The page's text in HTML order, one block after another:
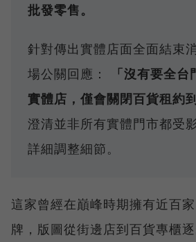
批發零售。
針對傳出實體店面全面結束
場公關回應：
「沒有要全
實體店，僅會關閉百貨租約
澄清並非所有實體門市都受
詳細調整細節。
這家曾經在巔峰時期擁有近百
牌，版圖從街邊店到百貨專櫃